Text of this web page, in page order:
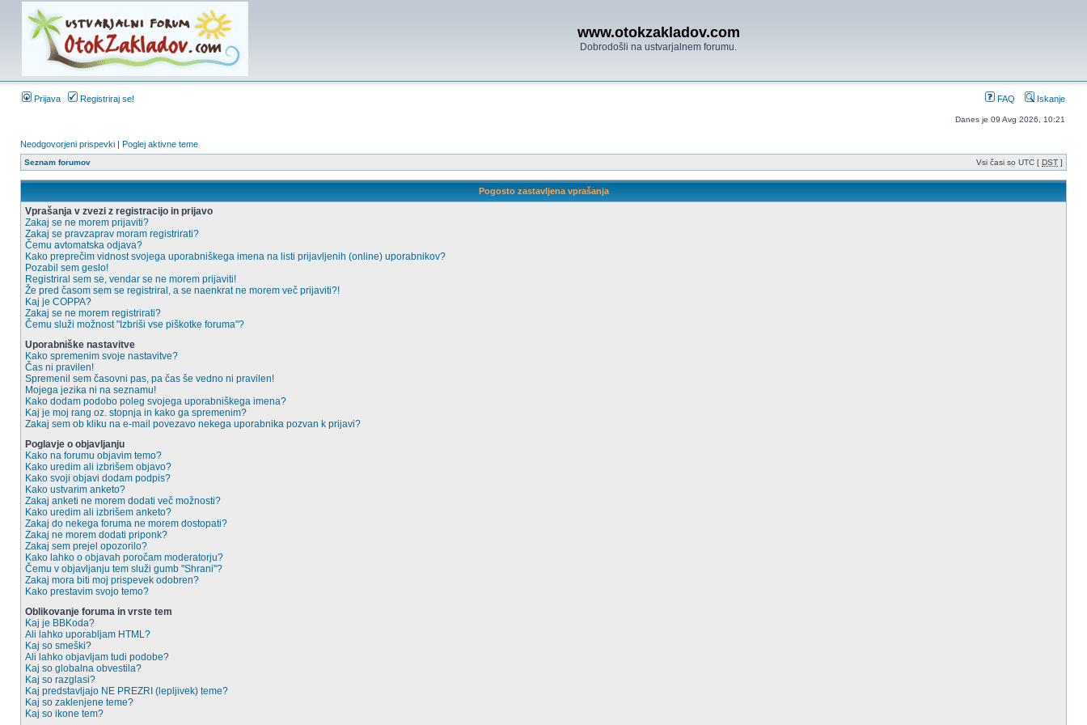
www.otokzakladov.com
Dobrodošli na ustvarjalnem forumu.
Prijava Registriraj se! FAQ Iskanje
Danes je 09 Avg 2026, 10:21
Neodgovorjeni prispevki | Poglej aktivne teme
Seznam forumov Vsi časi so UTC [ DST ]
Pogosto zastavljena vprašanja
Vprašanja v zvezi z registracijo in prijavo
Zakaj se ne morem prijaviti?
Zakaj se pravzaprav moram registrirati?
Čemu avtomatska odjava?
Kako preprečim vidnost svojega uporabniškega imena na listi prijavljenih (online) uporabnikov?
Pozabil sem geslo!
Registriral sem se, vendar se ne morem prijaviti!
Že pred časom sem se registriral, a se naenkrat ne morem več prijaviti?!
Kaj je COPPA?
Zakaj se ne morem registrirati?
Čemu služi možnost "Izbriši vse piškotke foruma"?
Uporabniške nastavitve
Kako spremenim svoje nastavitve?
Čas ni pravilen!
Spremenil sem časovni pas, pa čas še vedno ni pravilen!
Mojega jezika ni na seznamu!
Kako dodam podobo poleg svojega uporabniškega imena?
Kaj je moj rang oz. stopnja in kako ga spremenim?
Zakaj sem ob kliku na e-mail povezavo nekega uporabnika pozvan k prijavi?
Poglavje o objavljanju
Kako na forumu objavim temo?
Kako uredim ali izbrišem objavo?
Kako svoji objavi dodam podpis?
Kako ustvarim anketo?
Zakaj anketi ne morem dodati več možnosti?
Kako uredim ali izbrišem anketo?
Zakaj do nekega foruma ne morem dostopati?
Zakaj ne morem dodati priponk?
Zakaj sem prejel opozorilo?
Kako lahko o objavah poročam moderatorju?
Čemu v objavljanju tem služi gumb "Shrani"?
Zakaj mora biti moj prispevek odobren?
Kako prestavim svojo temo?
Oblikovanje foruma in vrste tem
Kaj je BBKoda?
Ali lahko uporabljam HTML?
Kaj so smeški?
Ali lahko objavljam tudi podobe?
Kaj so globalna obvestila?
Kaj so razglasi?
Kaj predstavljajo NE PREZRI (lepljivek) teme?
Kaj so zaklenjene teme?
Kaj so ikone tem?